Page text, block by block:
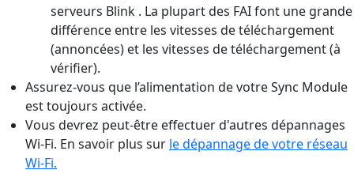
serveurs Blink . La plupart des FAI font une grande
différence entre les vitesses de téléchargement
(annoncées) et les vitesses de téléchargement (à
vérifier).
Assurez-vous que l’alimentation de votre Sync Module
est toujours activée.
Vous devrez peut-être effectuer d'autres dépannages
Wi-Fi. En savoir plus sur le dépannage de votre réseau
Wi-Fi.